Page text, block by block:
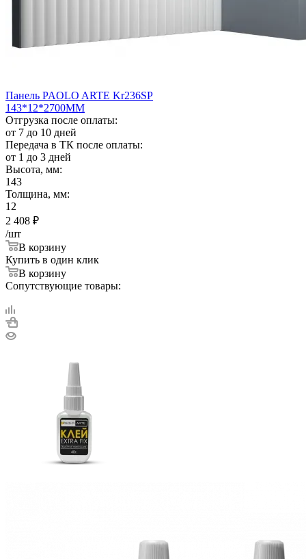
Панель PAOLO ARTE Kr236SP
143*12*2700ММ
Отгрузка после оплаты:
от 7 до 10 дней
Передача в ТК после оплаты:
от 1 до 3 дней
Высота, мм:
143
Толщина, мм:
12
2 408 ₽
/шт
В корзину
Купить в один клик
В корзину
Сопутствующие товары: